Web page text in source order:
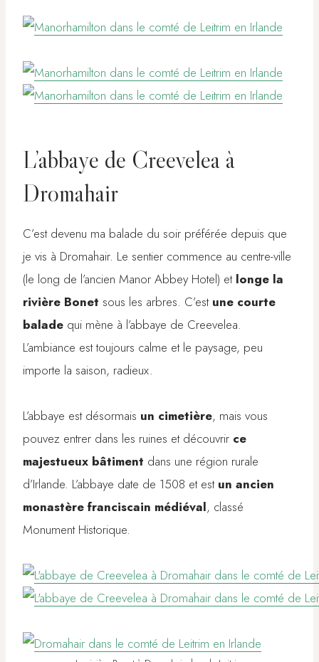
L’abbaye de Creevelea à
Dromahair
C’est devenu ma balade du soir préférée depuis que
je vis à Dromahair. Le sentier commence au centre-ville
(le long de l’ancien Manor Abbey Hotel) etlonge la
rivière Bonet sous les arbres. C’est une courte
balade qui mène à l’abbaye de Creevelea.
L’ambiance est toujours calme et le paysage, peu
importe la saison, radieux.
L’abbaye est désormais un cimetière, mais vous
pouvez entrer dans les ruines et découvrir ce
majestueux bâtiment dans une région rurale
d’Irlande. L’abbaye date de 1508 et est un ancien
monastère franciscain médiéval, classé
Monument Historique.